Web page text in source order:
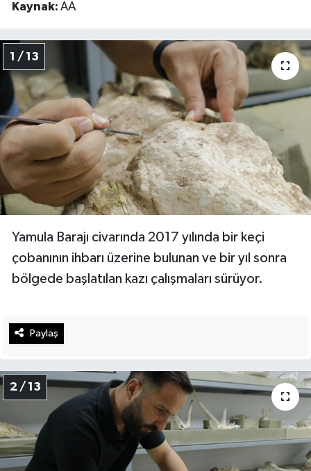
Kaynak: AA
1 / 13
Yamula Barajı civarında 2017 yılında bir keçi
çobanının ihbarı üzerine bulunan ve bir yıl sonra
bölgede başlatılan kazı çalışmaları sürüyor.
Paylaş
2 / 13